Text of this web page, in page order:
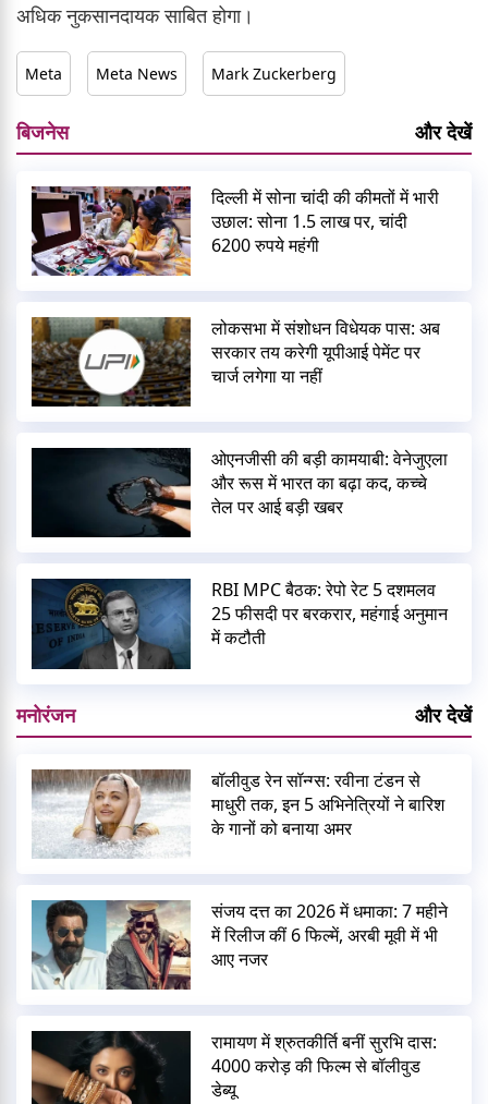
अधिक नुकसानदायक साबित होगा।
Meta Meta News Mark Zuckerberg
बिजनेस और देखें
दिल्ली में सोना चांदी की कीमतों में भारी
उछाल: सोना 1.5 लाख पर, चांदी
6200 रुपये महंगी
लोकसभा में संशोधन विधेयक पास: अब
सरकार तय करेगी यूपीआई पेमेंट पर
चार्ज लगेगा या नहीं
ओएनजीसी की बड़ी कामयाबी: वेनेजुएला
और रूस में भारत का बढ़ा कद, कच्चे
तेल पर आई बड़ी खबर
RBI MPC बैठक: रेपो रेट 5 दशमलव
25 फीसदी पर बरकरार, महंगाई अनुमान
में कटौती
मनोरंजन और देखें
बॉलीवुड रेन सॉन्ग्स: रवीना टंडन से
माधुरी तक, इन 5 अभिनेत्रियों ने बारिश
के गानों को बनाया अमर
संजय दत्त का 2026 में धमाका: 7 महीने
में रिलीज कीं 6 फिल्में, अरबी मूवी में भी
आए नजर
रामायण में श्रुतकीर्ति बनीं सुरभि दास:
4000 करोड़ की फिल्म से बॉलीवुड
डेब्यू